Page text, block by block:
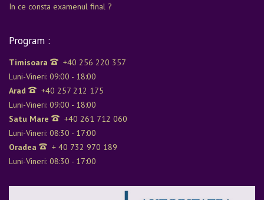
In ce consta examenul final ?
Program :
Timisoara
+40 256 220 357
Luni-Vineri: 09:00 - 18:00
Arad
+40 257 212 175
Luni-Vineri: 09:00 - 18:00
Satu Mare
+40 261 712 060
Luni-Vineri: 08:30 - 17:00
Oradea
+ 40 732 970 189
Luni-Vineri: 08:30 - 17:00